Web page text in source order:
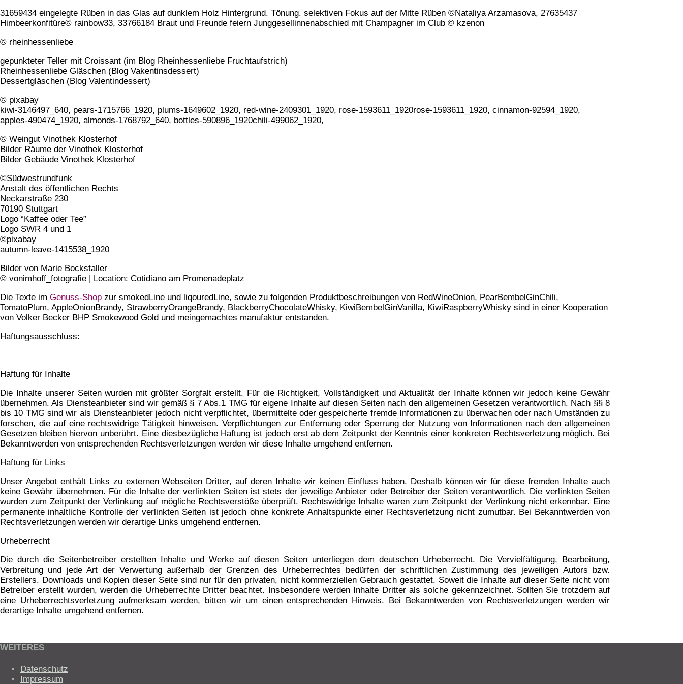
31659434 eingelegte Rüben in das Glas auf dunklem Holz Hintergrund. Tönung. selektiven Fokus auf der Mitte Rüben ©Nataliya Arzamasova, 27635437
Himbeerkonfitüre© rainbow33, 33766184 Braut und Freunde feiern Junggesellinnenabschied mit Champagner im Club © kzenon
© rheinhessenliebe
gepunkteter Teller mit Croissant (im Blog Rheinhessenliebe Fruchtaufstrich)
Rheinhessenliebe Gläschen (Blog Vakentinsdessert)
Dessertgläschen (Blog Valentindessert)
© pixabay
kiwi-3146497_640, pears-1715766_1920, plums-1649602_1920, red-wine-2409301_1920, rose-1593611_1920rose-1593611_1920, cinnamon-92594_1920,
apples-490474_1920, almonds-1768792_640, bottles-590896_1920chili-499062_1920,
© Weingut Vinothek Klosterhof
Bilder Räume der Vinothek Klosterhof
Bilder Gebäude Vinothek Klosterhof
©Südwestrundfunk
Anstalt des öffentlichen Rechts
Neckarstraße 230
70190 Stuttgart
Logo “Kaffee oder Tee”
Logo SWR 4 und 1
©pixabay
autumn-leave-1415538_1920
Bilder von Marie Bockstaller
© vonimhoff_fotografie | Location: Cotidiano am Promenadeplatz
Die Texte im Genuss-Shop zur smokedLine und liqouredLine, sowie zu folgenden Produktbeschreibungen von RedWineOnion, PearBembelGinChili,
TomatoPlum, AppleOnionBrandy, StrawberryOrangeBrandy, BlackberryChocolateWhisky, KiwiBembelGinVanilla, KiwiRaspberryWhisky sind in einer Kooperation
von Volker Becker BHP Smokewood Gold und meingemachtes manufaktur entstanden.
Haftungsausschluss:
Haftung für Inhalte
Die Inhalte unserer Seiten wurden mit größter Sorgfalt erstellt. Für die Richtigkeit, Vollständigkeit und Aktualität der Inhalte können wir jedoch keine Gewähr
übernehmen. Als Diensteanbieter sind wir gemäß § 7 Abs.1 TMG für eigene Inhalte auf diesen Seiten nach den allgemeinen Gesetzen verantwortlich. Nach §§ 8
bis 10 TMG sind wir als Diensteanbieter jedoch nicht verpflichtet, übermittelte oder gespeicherte fremde Informationen zu überwachen oder nach Umständen zu
forschen, die auf eine rechtswidrige Tätigkeit hinweisen. Verpflichtungen zur Entfernung oder Sperrung der Nutzung von Informationen nach den allgemeinen
Gesetzen bleiben hiervon unberührt. Eine diesbezügliche Haftung ist jedoch erst ab dem Zeitpunkt der Kenntnis einer konkreten Rechtsverletzung möglich. Bei
Bekanntwerden von entsprechenden Rechtsverletzungen werden wir diese Inhalte umgehend entfernen.
Haftung für Links
Unser Angebot enthält Links zu externen Webseiten Dritter, auf deren Inhalte wir keinen Einfluss haben. Deshalb können wir für diese fremden Inhalte auch
keine Gewähr übernehmen. Für die Inhalte der verlinkten Seiten ist stets der jeweilige Anbieter oder Betreiber der Seiten verantwortlich. Die verlinkten Seiten
wurden zum Zeitpunkt der Verlinkung auf mögliche Rechtsverstöße überprüft. Rechtswidrige Inhalte waren zum Zeitpunkt der Verlinkung nicht erkennbar. Eine
permanente inhaltliche Kontrolle der verlinkten Seiten ist jedoch ohne konkrete Anhaltspunkte einer Rechtsverletzung nicht zumutbar. Bei Bekanntwerden von
Rechtsverletzungen werden wir derartige Links umgehend entfernen.
Urheberrecht
Die durch die Seitenbetreiber erstellten Inhalte und Werke auf diesen Seiten unterliegen dem deutschen Urheberrecht. Die Vervielfältigung, Bearbeitung,
Verbreitung und jede Art der Verwertung außerhalb der Grenzen des Urheberrechtes bedürfen der schriftlichen Zustimmung des jeweiligen Autors bzw.
Erstellers. Downloads und Kopien dieser Seite sind nur für den privaten, nicht kommerziellen Gebrauch gestattet. Soweit die Inhalte auf dieser Seite nicht vom
Betreiber erstellt wurden, werden die Urheberrechte Dritter beachtet. Insbesondere werden Inhalte Dritter als solche gekennzeichnet. Sollten Sie trotzdem auf
eine Urheberrechtsverletzung aufmerksam werden, bitten wir um einen entsprechenden Hinweis. Bei Bekanntwerden von Rechtsverletzungen werden wir
derartige Inhalte umgehend entfernen.
WEITERES
Datenschutz
Impressum